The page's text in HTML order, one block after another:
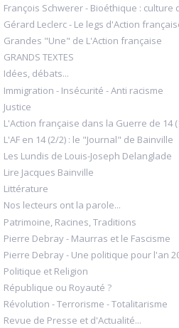
François Schwerer - Bioéthique : culture
Gérard Leclerc - Le legs d'Action
Grandes "Une" de L'Action française
GRANDS TEXTES
Idées, débats...
Immigration - Insécurité - Anti racisme
Justice
L'Action française dans la Guerre de 14
L'AF en 14 (2/2) : le "Journal" de Bainville
Les Lundis de Louis-Joseph Delanglade
Lire Jacques Bainville
Littérature
Nos lecteurs ont la parole...
Patrimoine, Racines, Traditions
Pierre Debray - Maurras et le Fascisme
Pierre Debray - Une politique pour l'an
Politique et Religion
République ou Royauté ?
Révolution - Terrorisme - Totalitarisme
Revue de Presse et d'Actualité...